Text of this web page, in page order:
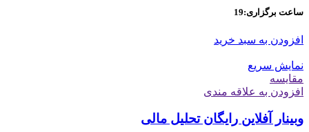
ساعت برگزاری:19
افزودن به سبد خرید
نمایش سریع
مقايسه
افزودن به علاقه مندی
وبینار آفلاین رایگان تحلیل مالی